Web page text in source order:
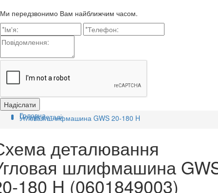
Ми передзвонимо Вам найближчим часом.
Головна
Пошук деталі
Угловая шлифмашина GWS 20-180 H
деталювання
шлифмашина
180 H (0601849003)